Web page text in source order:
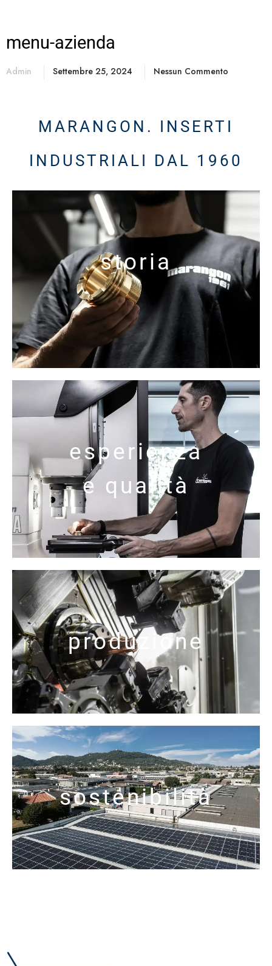
menu-azienda
Admin Settembre 25, 2024 Nessun Commento
MARANGON. INSERTI
INDUSTRIALI DAL 1960
storia
esperienza
e qualità
produzione
sostenibilità